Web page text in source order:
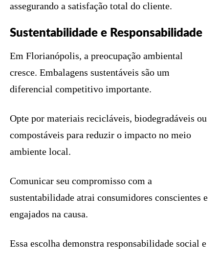
assegurando a satisfação total do cliente.
Sustentabilidade e Responsabilidade
Em Florianópolis, a preocupação ambiental
cresce. Embalagens sustentáveis são um
diferencial competitivo importante.
Opte por materiais recicláveis, biodegradáveis ou
compostáveis para reduzir o impacto no meio
ambiente local.
Comunicar seu compromisso com a
sustentabilidade atrai consumidores conscientes e
engajados na causa.
Essa escolha demonstra responsabilidade social e